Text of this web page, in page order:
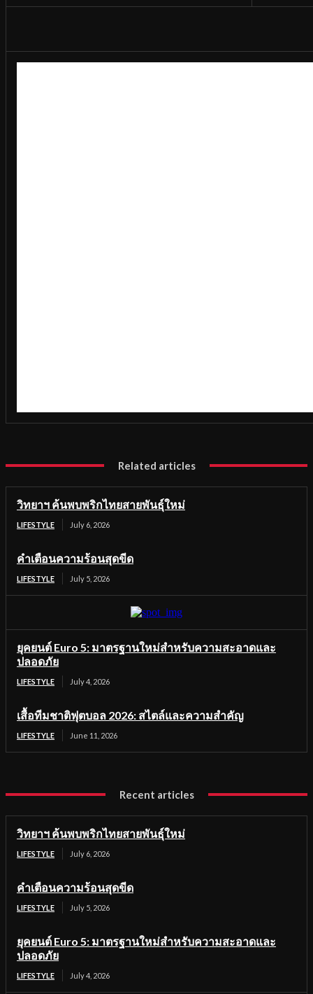
Related articles
วิทยาฯ ค้นพบพริกไทยสายพันธุ์ใหม่
LIFESTYLE July 6, 2026
คำเตือนความร้อนสุดขีด
LIFESTYLE July 5, 2026
ยุคยนต์ Euro 5: มาตรฐานใหม่สำหรับความสะอาดและ
ปลอดภัย
LIFESTYLE July 4, 2026
เสื้อทีมชาติฟุตบอล 2026: สไตล์และความสำคัญ
LIFESTYLE June 11, 2026
Recent articles
วิทยาฯ ค้นพบพริกไทยสายพันธุ์ใหม่
LIFESTYLE July 6, 2026
คำเตือนความร้อนสุดขีด
LIFESTYLE July 5, 2026
ยุคยนต์ Euro 5: มาตรฐานใหม่สำหรับความสะอาดและ
ปลอดภัย
LIFESTYLE July 4, 2026